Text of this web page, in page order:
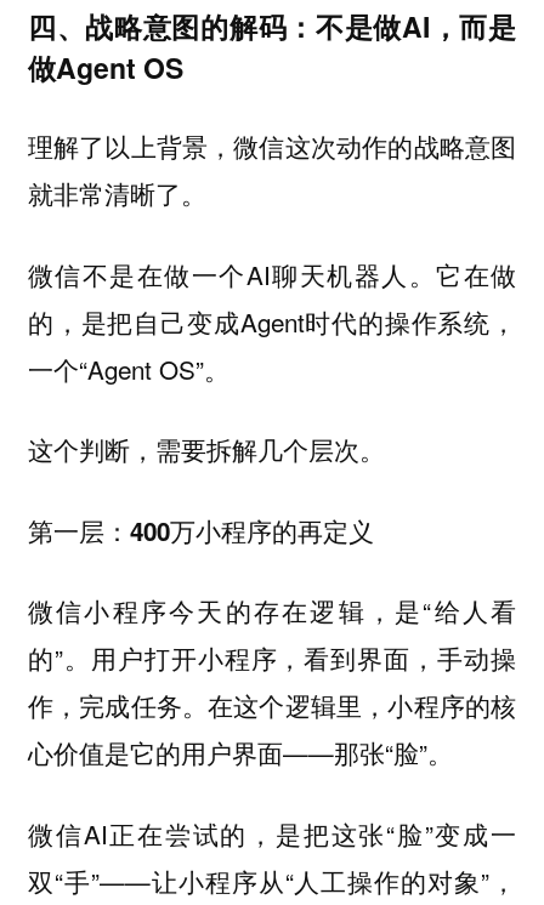
四、战略意图的解码：不是做AI，而是
做Agent OS
理解了以上背景，微信这次动作的战略意图
就非常清晰了。
微信不是在做一个AI聊天机器人。它在做
的，是把自己变成Agent时代的操作系统，
一个“Agent OS”。
这个判断，需要拆解几个层次。
第一层：400万小程序的再定义
微信小程序今天的存在逻辑，是“给人看
的”。用户打开小程序，看到界面，手动操
作，完成任务。在这个逻辑里，小程序的核
心价值是它的用户界面——那张“脸”。
微信AI正在尝试的，是把这张“脸”变成一
双“手”——让小程序从“人工操作的对象”，